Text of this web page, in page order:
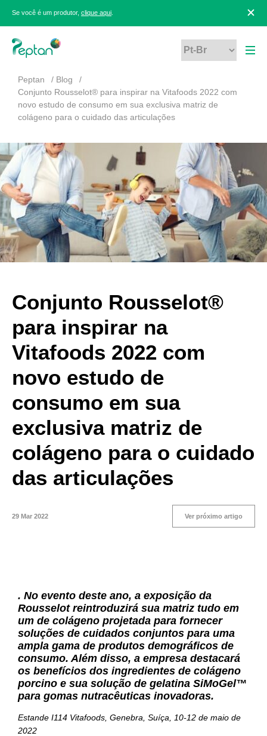
Se você é um produtor, clique aqui
Peptan
Blog
Conjunto Rousselot® para inspirar na Vitafoods 2022 com
novo estudo de consumo em sua exclusiva matriz de
colágeno para o cuidado das articulações
Conjunto Rousselot®
para inspirar na
Vitafoods 2022 com
novo estudo de
consumo em sua
exclusiva matriz de
colágeno para o cuidado
das articulações
29 Mar 2022 Ver próximo artigo
. No evento deste ano, a exposição da
Rousselot reintroduzirá sua matriz tudo em
um de colágeno projetada para fornecer
soluções de cuidados conjuntos para uma
ampla gama de produtos demográficos de
consumo. Além disso, a empresa destacará
os benefícios dos ingredientes de colágeno
porcino e sua solução de gelatina SiMoGel™
para gomas nutracêuticas inovadoras.
Estande I114 Vitafoods, Genebra, Suíça, 10-12 de maio de
2022